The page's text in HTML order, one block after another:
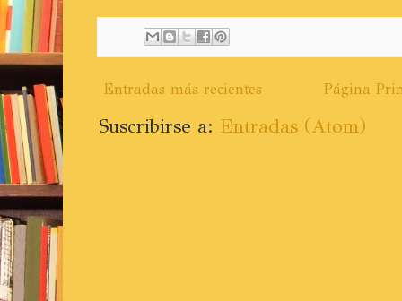
Entradas más recientes Página
Suscribirse a: Entradas (Atom)